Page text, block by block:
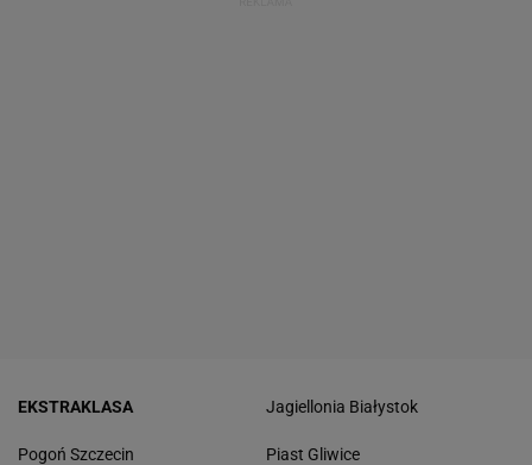
EKSTRAKLASA
Pogoń Szczecin
Jagiellonia Białystok
Piast Gliwice